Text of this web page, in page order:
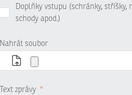
Doplňky vstupu (schránky, stříšky,
schody apod.)
Nahrát soubor
Text zprávy *